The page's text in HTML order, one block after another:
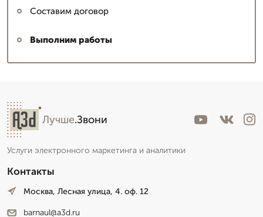
Составим договор
Выполним работы
Лучше.Звони
Услуги электронного маркетинга и аналитики
Контакты
Москва, Лесная улица, 4. оф. 12
barnaul@a3d.ru